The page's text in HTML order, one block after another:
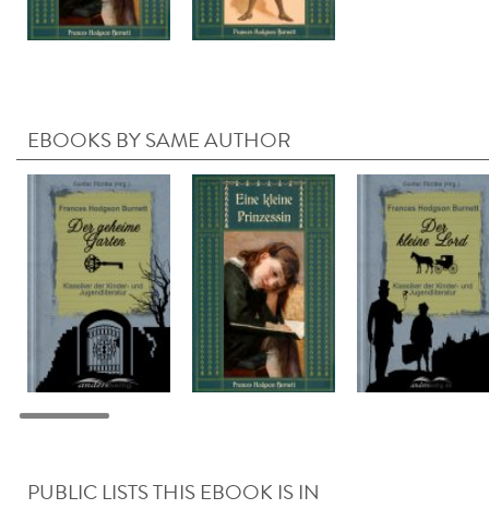
EBOOKS BY SAME AUTHOR
PUBLIC LISTS THIS EBOOK IS IN